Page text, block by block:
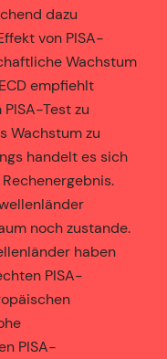
dazu
von PISA-
Wachstum
empfiehlt
Test zu
Wachstum zu
handelt es sich
noch zustande.
haben
PISA-
PISA-